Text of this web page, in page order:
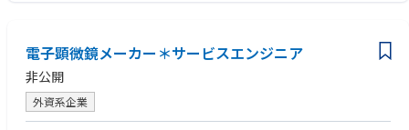
ご入社後は、国内工場(高松工場もしくは松山工場)でのOJTトレーニング
を予定しております。
研修期間は3ヶ月～6カ月程度を予定しております。その後、インドに赴任
頂く予定です。
ご本人のスキル・ご経験・習熟度により研修期間は異なります。
電子顕微鏡メーカー＊サービスエンジニア
非公開
外資系企業